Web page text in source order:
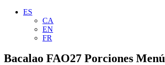
ES
CA
EN
FR
Bacalao FAO27 Porciones Menú